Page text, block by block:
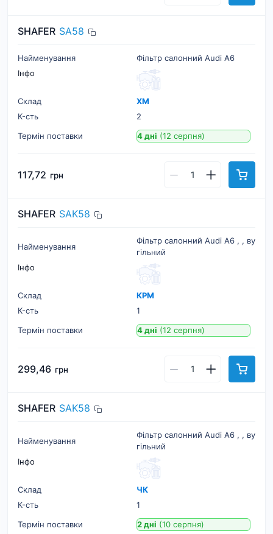
SHAFER SA58
Найменування
Фільтр салонний Audi A6
Інфо
Склад
ХМ
К-cть
2
Термін поставки
4 дні (12 серпня)
117,72 грн
SHAFER SAK58
Найменування
Фільтр салонний Audi A6 , , ву
гільний
Інфо
Склад
КРМ
К-cть
1
Термін поставки
4 дні (12 серпня)
299,46 грн
SHAFER SAK58
Найменування
Фільтр салонний Audi A6 , , ву
гільний
Інфо
Склад
ЧК
К-cть
1
Термін поставки
2 дні (10 серпня)